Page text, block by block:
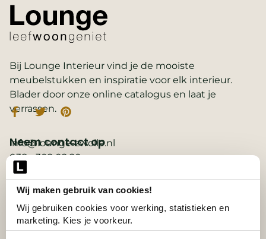
Wij maken gebruik van cookies!
Wij gebruiken cookies voor werking, statistieken en
marketing. Kies je voorkeur.
Bij Lounge Interieur vind je de mooiste
meubelstukken en inspiratie voor elk interieur.
Blader door onze online catalogus en laat je
verrassen.
Belangrijke links
2D ontwerp
3D ontwerp
Collectie
Neem contact op
info@lounge-zwolle.nl
038 - 302 02 20
Anthony Fokkerstraat 3, 8013 NS Zwolle